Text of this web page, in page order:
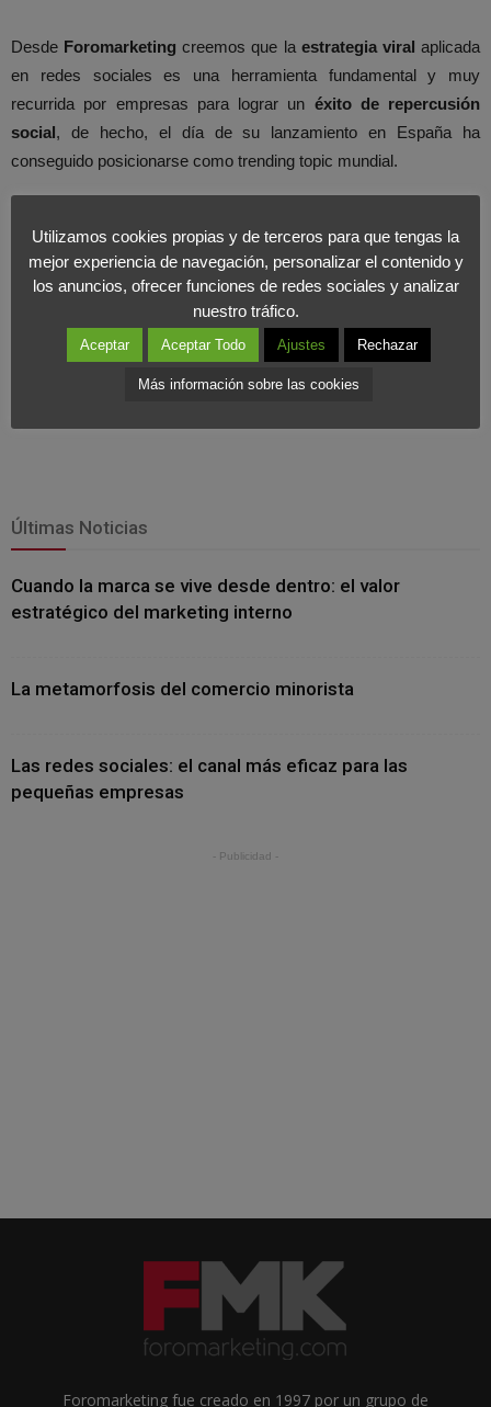
Desde Foromarketing creemos que laestrategia viral aplicada
en redes sociales es una herramienta fundamental y muy
recurrida por empresas para lograr un éxito de repercusión
social, de hecho, el día de su lanzamiento en España ha
conseguido posicionarse como trending topic mundial.
Últimas Noticias
Cuando la marca se vive desde dentro: el valor
estratégico del marketing interno
La metamorfosis del comercio minorista
Las redes sociales: el canal más eficaz para las
pequeñas empresas
- Publicidad -
Foromarketing fue creado en 1997 por un grupo de
Utilizamos cookies propias y de terceros para que tengas la
mejor experiencia de navegación, personalizar el contenido y
los anuncios, ofrecer funciones de redes sociales y analizar
nuestro tráfico.
Aceptar Aceptar Todo Ajustes Rechazar
Más información sobre las cookies